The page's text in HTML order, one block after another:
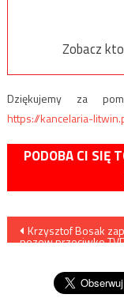
Zobacz
Dziękujemy za
https://kancelaria-
PODOBA CI SIĘ
Nawigacja
Krzysztof Bosak
pozew przeciwko